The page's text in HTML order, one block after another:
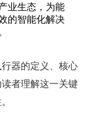
业生态，为能
的智能化解决
器的定义、核心
者理解这一关键